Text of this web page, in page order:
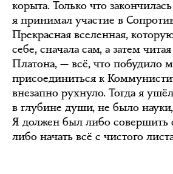
корыта. Только что
я принимал участие в
Прекрасная вселенная,
себе, сначала сам, а затем
Платона, — всё, что побудило
присоединиться к
внезапно рухнуло. Тогда я
в глубине души, не было
Я должен был либо совершить
либо начать всё с чистого